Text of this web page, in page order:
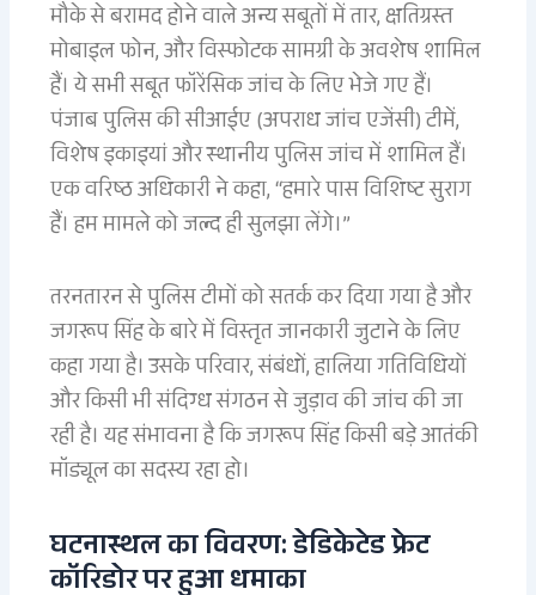
मौके से बरामद होने वाले अन्य सबूतों में तार, क्षतिग्रस्त
मोबाइल फोन, और विस्फोटक सामग्री के अवशेष शामिल
हैं। ये सभी सबूत फॉरेंसिक जांच के लिए भेजे गए हैं।
पंजाब पुलिस की सीआईए (अपराध जांच एजेंसी) टीमें,
विशेष इकाइयां और स्थानीय पुलिस जांच में शामिल हैं।
एक वरिष्ठ अधिकारी ने कहा, “हमारे पास विशिष्ट सुराग
हैं। हम मामले को जल्द ही सुलझा लेंगे।”
तरनतारन से पुलिस टीमों को सतर्क कर दिया गया है और
जगरूप सिंह के बारे में विस्तृत जानकारी जुटाने के लिए
कहा गया है। उसके परिवार, संबंधों, हालिया गतिविधियों
और किसी भी संदिग्ध संगठन से जुड़ाव की जांच की जा
रही है। यह संभावना है कि जगरूप सिंह किसी बड़े आतंकी
मॉड्यूल का सदस्य रहा हो।
घटनास्थल का विवरण: डेडिकेटेड फ्रेट
कॉरिडोर पर हुआ धमाका